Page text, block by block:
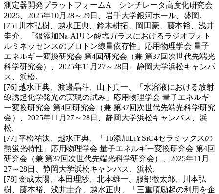
測定器開発プラットフォームA シンチレータ高度化研究会
2025、2025年10月28～29日、岩手大学銀河ホール、盛岡.
[75] 川本弘樹、越水正典、鈴木耕拓、岡田豪、藤本裕、浅井
圭介、「銀添加Na-Alリン酸塩ガラスにおけるラジオフォト
ルミネッセンスのプロトン線量依存性」応用物理学会 量子
エネルギー変換研究会 第4回研究会（兼 第37回次世代先端光
科学研究会）、2025年11月27～28日、静岡大学浜松キャンパ
ス、浜松.
[76] 越水正典、渡邊晶斗、山下真一、「水溶液における放射
線誘起化学発光の実現の試み」応用物理学会 量子エネルギ
ー変換研究会 第4回研究会（兼 第37回次世代先端光科学研究
会）、2025年11月27～28日、静岡大学浜松キャンパス、浜
松.
[77] 平松祐汰、越水正典、「Tb添加LiYSiO4セラミックスの
熱蛍光特性」応用物理学会 量子エネルギー変換研究会 第4回
研究会（兼 第37回次世代先端光科学研究会）、2025年11月
27～28日、静岡大学浜松キャンパス、浜松.
[78] 金成太陽、本田理紗、北本雄一、服部徹太郎、川本弘
樹、藤本裕、浅井圭介、越水正典、「三重項励起の利用を企